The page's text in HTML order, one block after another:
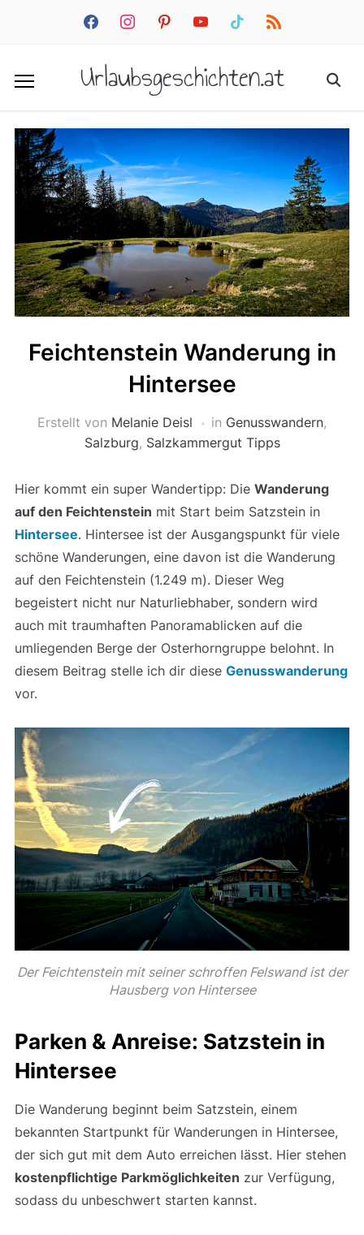
facebookinstagrampinterestyoutube tiktok rss
Urlaubsgeschichten.at
Feichtenstein Wanderung in
Hintersee
Erstellt von Melanie Deisl in Genusswandern,
Salzburg, Salzkammergut Tipps
Hier kommt ein super Wandertipp: Die Wanderung
auf den Feichtenstein mit Start beim Satzstein in
Hintersee. Hintersee ist der Ausgangspunkt für viele
schöne Wanderungen, eine davon ist die Wanderung
auf den Feichtenstein (1.249 m). Dieser Weg
begeistert nicht nur Naturliebhaber, sondern wird
auch mit traumhaften Panoramablicken auf die
umliegenden Berge der Osterhorngruppe belohnt. In
diesem Beitrag stelle ich dir diese Genusswanderung
vor.
Der Feichtenstein mit seiner schroffen Felswand ist der
Hausberg von Hintersee
Parken & Anreise: Satzstein in
Hintersee
Die Wanderung beginnt beim Satzstein, einem
bekannten Startpunkt für Wanderungen in Hintersee,
der sich gut mit dem Auto erreichen lässt. Hier stehen
kostenpflichtige Parkmöglichkeiten zur Verfügung,
sodass du unbeschwert starten kannst.